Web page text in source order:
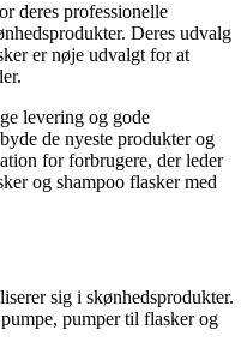
deres professionelle
Deres udvalg
er nøje udvalgt for at
levering og gode
de nyeste produkter og
for forbrugere, der leder
og shampoo flasker med
sig i skønhedsprodukter.
pumper til flasker og